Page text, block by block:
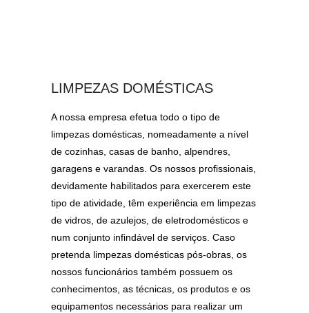
LIMPEZAS DOMÉSTICAS
A nossa empresa efetua todo o tipo de
limpezas domésticas, nomeadamente a nível
de cozinhas, casas de banho, alpendres,
garagens e varandas. Os nossos profissionais,
devidamente habilitados para exercerem este
tipo de atividade, têm experiência em limpezas
de vidros, de azulejos, de eletrodomésticos e
num conjunto infindável de serviços. Caso
pretenda limpezas domésticas pós-obras, os
nossos funcionários também possuem os
conhecimentos, as técnicas, os produtos e os
equipamentos necessários para realizar um